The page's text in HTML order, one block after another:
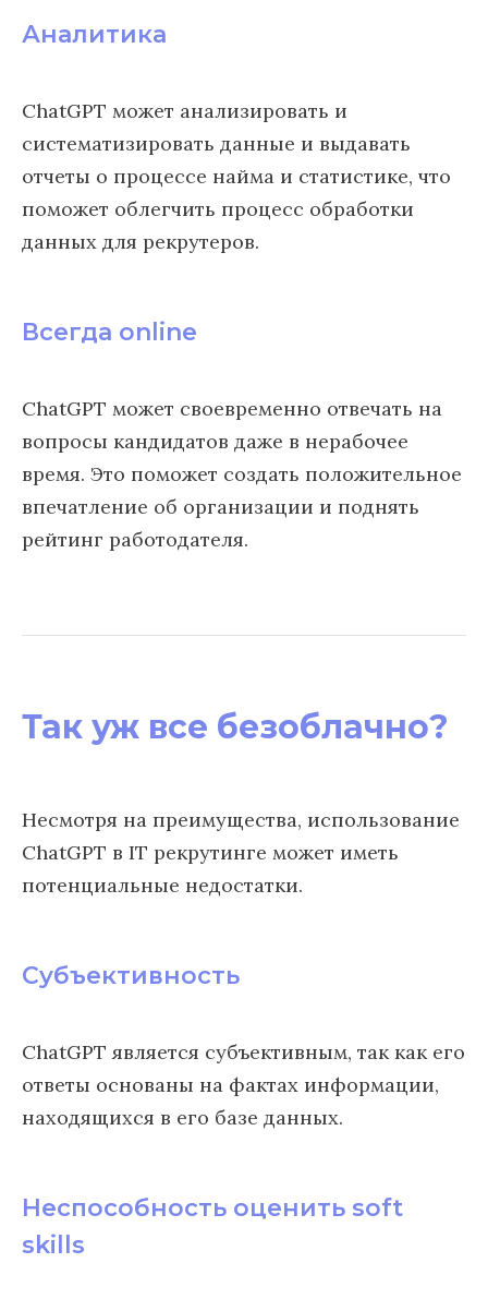
Аналитика
ChatGPT может анализировать и
систематизировать данные и выдавать
отчеты о процессе найма и статистике, что
поможет облегчить процесс обработки
данных для рекрутеров.
Всегда online
ChatGPT может своевременно отвечать на
вопросы кандидатов даже в нерабочее
время. Это поможет создать положительное
впечатление об организации и поднять
рейтинг работодателя.
Так уж все безоблачно?
Несмотря на преимущества, использование
ChatGPT в IT рекрутинге может иметь
потенциальные недостатки.
Субъективность
ChatGPT является субъективным, так как его
ответы основаны на фактах информации,
находящихся в его базе данных.
Неспособность оценить soft
skills